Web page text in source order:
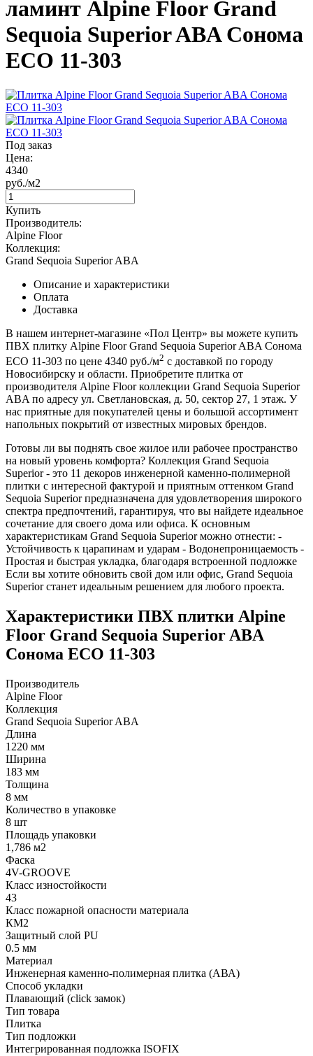
ламинт Alpine Floor Grand
Sequoia Superior ABA Сонома
ECO 11-303
Под заказ
Цена:
4340
руб./м2
Купить
Производитель:
Alpine Floor
Коллекция:
Grand Sequoia Superior ABA
Описание и характеристики
Оплата
Доставка
В нашем интернет-магазине «Пол Центр» вы можете купить
ПВХ плитку Alpine Floor Grand Sequoia Superior ABA Сонома
ECO 11-303 по цене 4340 руб./м2 с доставкой по городу
Новосибирску и области. Приобретите плитка от
производителя Alpine Floor коллекции Grand Sequoia Superior
ABA по адресу ул. Светлановская, д. 50, сектор 27, 1 этаж. У
нас приятные для покупателей цены и большой ассортимент
напольных покрытий от известных мировых брендов.
Готовы ли вы поднять свое жилое или рабочее пространство
на новый уровень комфорта? Коллекция Grand Sequoia
Superior - это 11 декоров инженерной каменно-полимерной
плитки с интересной фактурой и приятным оттенком Grand
Sequoia Superior предназначена для удовлетворения широкого
спектра предпочтений, гарантируя, что вы найдете идеальное
сочетание для своего дома или офиса. К основным
характеристикам Grand Sequoia Superior можно отнести: -
Устойчивость к царапинам и ударам - Водонепроницаемость -
Простая и быстрая укладка, благодаря встроенной подложке
Если вы хотите обновить свой дом или офис, Grand Sequoia
Superior станет идеальным решением для любого проекта.
Характеристики ПВХ плитки Alpine
Floor Grand Sequoia Superior ABA
Сонома ECO 11-303
Производитель
Alpine Floor
Коллекция
Grand Sequoia Superior ABA
Длина
1220 мм
Ширина
183 мм
Толщина
8 мм
Количество в упаковке
8 шт
Площадь упаковки
1,786 м2
Фаска
4V-GROOVE
Класс изностойкости
43
Класс пожарной опасности материала
КМ2
Защитный слой PU
0.5 мм
Материал
Инженерная каменно-полимерная плитка (АВА)
Способ укладки
Плавающий (click замок)
Тип товара
Плитка
Тип подложки
Интегрированная подложка ISOFIX